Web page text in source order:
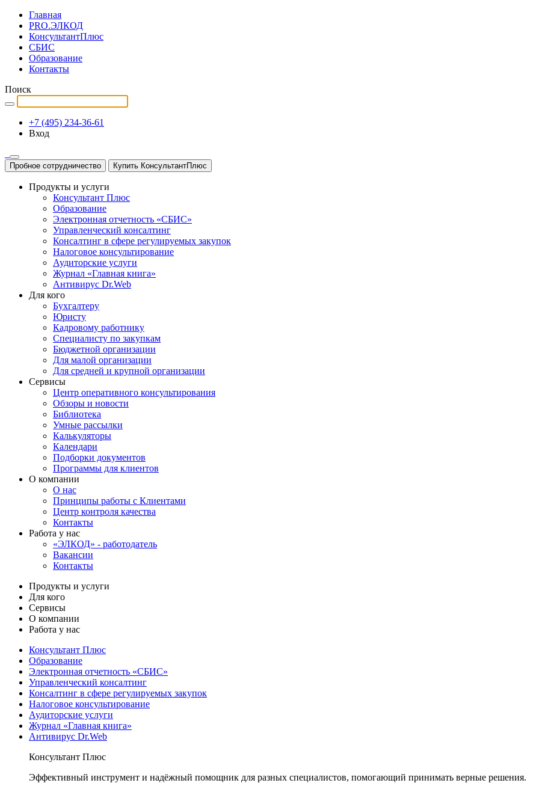
Главная
PRO.ЭЛКОД
КонсультантПлюс
СБИС
Образование
Контакты
Поиск
+7 (495) 234-36-61
Вход
Пробное сотрудничество Купить КонсультантПлюс
Продукты и услуги
Консультант Плюс
Образование
Электронная отчетность «СБИС»
Управленческий консалтинг
Консалтинг в сфере регулируемых закупок
Налоговое консультирование
Аудиторские услуги
Журнал «Главная книга»
Антивирус Dr.Web
Для кого
Бухгалтеру
Юристу
Кадровому работнику
Специалисту по закупкам
Бюджетной организации
Для малой организации
Для средней и крупной организации
Сервисы
Центр оперативного консультирования
Обзоры и новости
Библиотека
Умные рассылки
Калькуляторы
Календари
Подборки документов
Программы для клиентов
О компании
О нас
Принципы работы с Клиентами
Центр контроля качества
Контакты
Работа у нас
«ЭЛКОД» - работодатель
Вакансии
Контакты
Продукты и услуги
Для кого
Сервисы
О компании
Работа у нас
Консультант Плюс
Образование
Электронная отчетность «СБИС»
Управленческий консалтинг
Консалтинг в сфере регулируемых закупок
Налоговое консультирование
Аудиторские услуги
Журнал «Главная книга»
Антивирус Dr.Web
Консультант Плюс
Эффективный инструмент и надёжный помощник для разных специалистов, помогающий принимать верные решения.